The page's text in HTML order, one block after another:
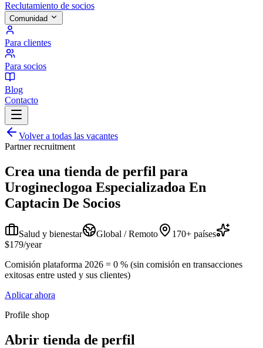
Reclutamiento de socios
Comunidad
Para clientes
Para socios
Blog
Contacto
Volver a todas las vacantes
Partner recruitment
Crea una tienda de perfil para
Urogineclogoa Especializadoa En
Captacin De Socios
Salud y bienestar Global / Remoto
170+ países
$179/year
Comisión plataforma 2026 = 0 % (sin comisión en transacciones
exitosas entre usted y sus clientes)
Aplicar ahora
Profile shop
Abrir tienda de perfil